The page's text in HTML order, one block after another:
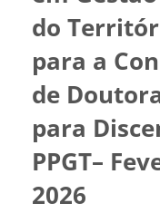
do
para a
de
para
PPGT–
2026